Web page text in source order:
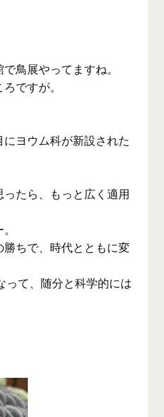
鳥展やってますね。
ですが。
にヨウム科が新設された
たら、もっと広く適用
ちで、時代とともに変
って、随分と科学的には